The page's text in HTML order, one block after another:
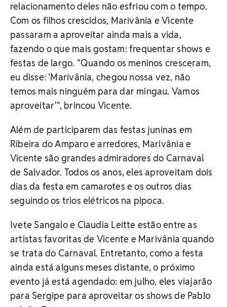
relacionamento deles não esfriou com o tempo.
Com os filhos crescidos, Marivânia e Vicente
passaram a aproveitar ainda mais a vida,
fazendo o que mais gostam: frequentar shows e
festas de largo. "Quando os meninos cresceram,
eu disse: 'Marivânia, chegou nossa vez, não
temos mais ninguém para dar mingau. Vamos
aproveitar'", brincou Vicente.
Além de participarem das festas juninas em
Ribeira do Amparo e arredores, Marivânia e
Vicente são grandes admiradores do Carnaval
de Salvador. Todos os anos, eles aproveitam dois
dias da festa em camarotes e os outros dias
seguindo os trios elétricos na pipoca.
Ivete Sangalo e Claudia Leitte estão entre as
artistas favoritas de Vicente e Marivânia quando
se trata do Carnaval. Entretanto, como a festa
ainda está alguns meses distante, o próximo
evento já está agendado: em julho, eles viajarão
para Sergipe para aproveitar os shows de Pablo